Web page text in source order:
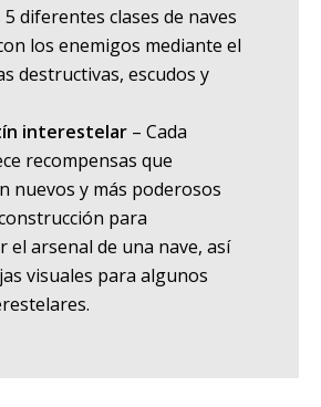
diferentes clases de naves
los enemigos mediante el
destructivas, escudos y
interestelar – Cada
recompensas que
nuevos y más poderosos
para
el arsenal de una nave, así
visuales para algunos